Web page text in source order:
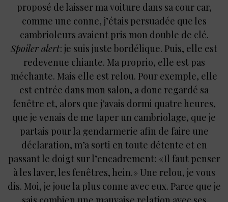
proposé de laisser ma voiture dans sa cour car,
comme une conne, j’étais persuadée que les
cambrioleurs avaient pris mon double de clé.
Spoiler alert: je suis juste bordélique. Puis, elle est
redevenue chiante. Ma proprio, elle est pas
méchante. Mais elle est relou. Pour exemple, elle
est entrée dans mon salon, a donc regardé sa
fenêtre et, alors que j’avais dormi quatre heures,
que je venais de me taper un cambriolage, que je
partais pour la gendarmerie afin de faire une
déclaration, m’a sorti en toute détente et en
passant le doigt sur l’encadrement : « Il faut penser
à les laver, les fenêtres, hein. » Une relou, je vous
dis. Moi, je joue la plus conne avec eux. Parce que je